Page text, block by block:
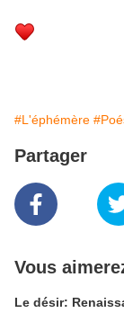
#L'éphémère
Partager
Vous
Le désir: